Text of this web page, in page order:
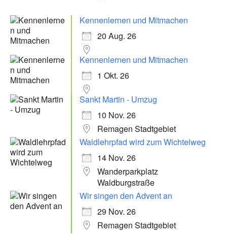
Kennenlernen und Mitmachen
20 Aug. 26
Kennenlernen und Mitmachen
1 Okt. 26
Sankt Martin - Umzug
10 Nov. 26
Remagen Stadtgebiet
Waldlehrpfad wird zum Wichtelweg
14 Nov. 26
Wanderparkplatz
Waldburgstraße
Wir singen den Advent an
29 Nov. 26
Remagen Stadtgebiet